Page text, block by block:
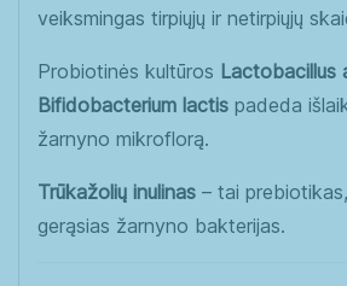
veiksmingas tirpiųjų ir netirpiųjų
Probiotinės kultūros Lactobacillus
Bifidobacterium lactis padeda
žarnyno mikroflorą.
Trūkažolių inulinas – tai
gerąsias žarnyno bakterijas.